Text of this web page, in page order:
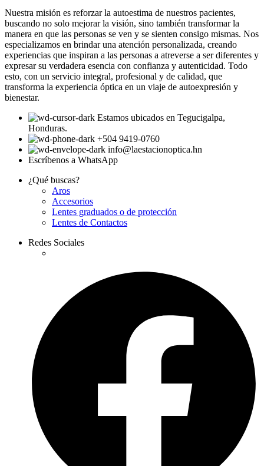
Nuestra misión es reforzar la autoestima de nuestros pacientes,
buscando no solo mejorar la visión, sino también transformar la
manera en que las personas se ven y se sienten consigo mismas. Nos
especializamos en brindar una atención personalizada, creando
experiencias que inspiran a las personas a atreverse a ser diferentes y
expresar su verdadera esencia con confianza y autenticidad. Todo
esto, con un servicio integral, profesional y de calidad, que
transforma la experiencia óptica en un viaje de autoexpresión y
bienestar.
Estamos ubicados en Tegucigalpa,
Honduras.
+504 9419-0760
info@laestacionoptica.hn
Escríbenos a WhatsApp
¿Qué buscas?
Aros
Accesorios
Lentes graduados o de protección
Lentes de Contactos
Redes Sociales